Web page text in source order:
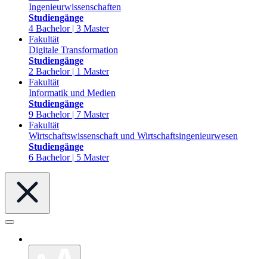
Ingenieurwissenschaften
Studiengänge
4 Bachelor | 3 Master
Fakultät
Digitale Transformation
Studiengänge
2 Bachelor | 1 Master
Fakultät
Informatik und Medien
Studiengänge
9 Bachelor | 7 Master
Fakultät
Wirtschaftswissenschaft und Wirtschaftsingenieurwesen
Studiengänge
6 Bachelor | 5 Master